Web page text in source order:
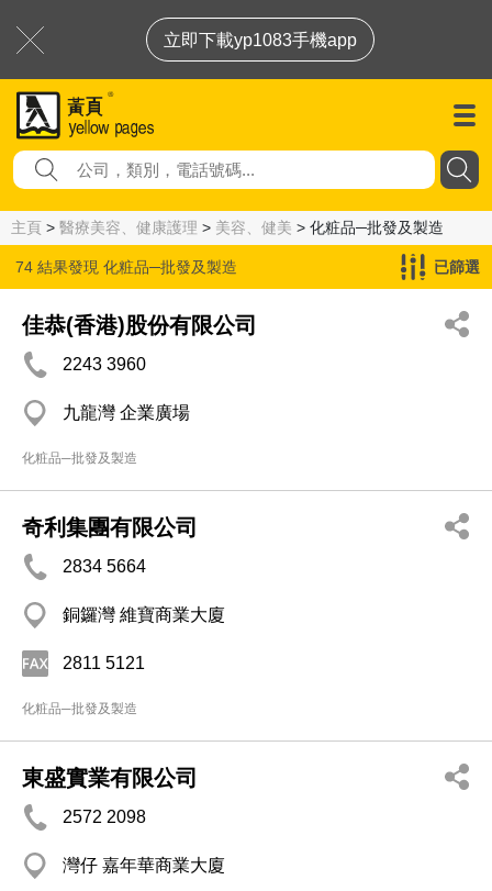
立即下載yp1083手機app
主頁 > 醫療美容、健康護理 > 美容、健美 > 化粧品─批發及製造
74 結果發現 化粧品─批發及製造 已篩選
佳恭(香港)股份有限公司
2243 3960
九龍灣 企業廣場
化粧品─批發及製造
奇利集團有限公司
2834 5664
銅鑼灣 維寶商業大廈
2811 5121
化粧品─批發及製造
東盛實業有限公司
2572 2098
灣仔 嘉年華商業大廈